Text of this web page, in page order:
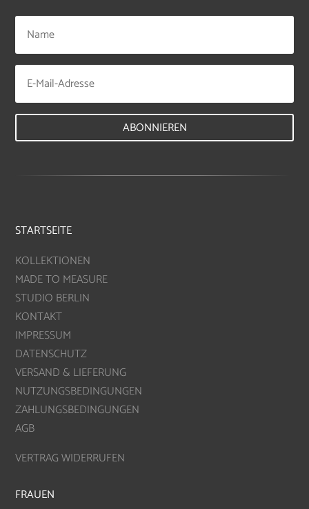
ABONNIEREN
STARTSEITE
KOLLEKTIONEN
MADE TO MEASURE
STUDIO BERLIN
KONTAKT
IMPRESSUM
DATENSCHUTZ
VERSAND & LIEFERUNG
NUTZUNGSBEDINGUNGEN
ZAHLUNGSBEDINGUNGEN
AGB
VERTRAG WIDERRUFEN
FRAUEN